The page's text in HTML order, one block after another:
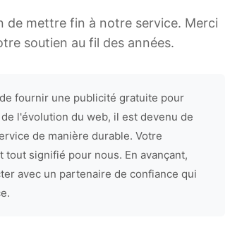
de mettre fin à notre service. Merci
soutien au fil des années.
fournir une publicité gratuite pour
l'évolution du web, il est devenu de
de manière durable. Votre
signifié pour nous. En avançant,
avec un partenaire de confiance qui